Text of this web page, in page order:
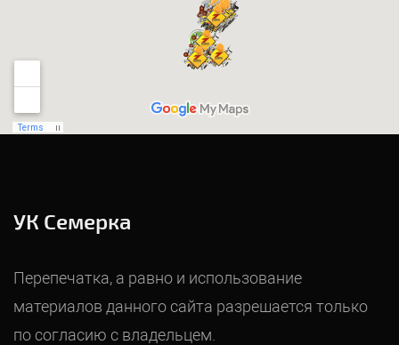
УК Семерка
Перепечатка, а равно и использование
материалов данного сайта разрешается только
по согласию с владельцем.